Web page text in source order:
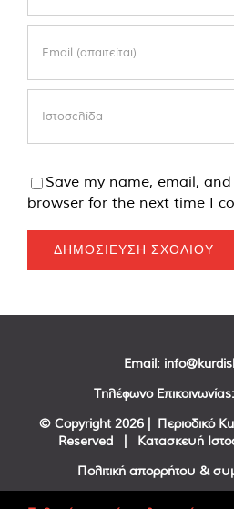
Save my name, email,
browser for the next time I
Email:
Τηλέφωνο Επικοινωνίας:
© Copyright 2026 | Περιοδικό
Reserved | Κατασκευή
Πολιτική απορρήτου &